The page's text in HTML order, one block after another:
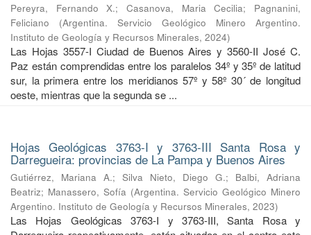
Pereyra, Fernando X.;Casanova, Maria Cecilia; Pagnanini,
Feliciano
(Argentina. Servicio Geológico Minero Argentino.
Instituto de Geología y Recursos Minerales, 2024)
Las Hojas 3557-I Ciudad de Buenos Aires y 3560-II José C.
Paz están comprendidas entre los paralelos 34º y 35º de latitud
sur, la primera entre los meridianos 57º y 58º 30´ de longitud
oeste, mientras que la segunda se ...
Hojas Geológicas 3763-I y 3763-III Santa Rosa y
Darregueira: provincias de La Pampa y Buenos Aires
Gutiérrez, Mariana A.; Silva Nieto, Diego G.; Balbi, Adriana
Beatriz; Manassero, Sofía (Argentina. Servicio Geológico Minero
Argentino. Instituto de Geología y Recursos Minerales, 2023)
Las Hojas Geológicas 3763-I y 3763-III, Santa Rosa y